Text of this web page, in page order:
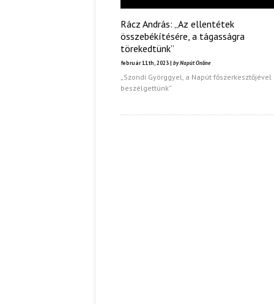
Rácz András: „Az ellentétek
összebékítésére, a tágasságra
törekedtünk”
február 11th, 2023 | by Napút Online
„Szondi Györggyel, a Napút főszerkesztőjével
beszélgettünk”